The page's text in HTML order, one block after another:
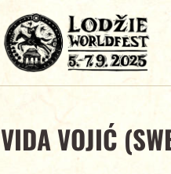
VIDA VOJIĆ